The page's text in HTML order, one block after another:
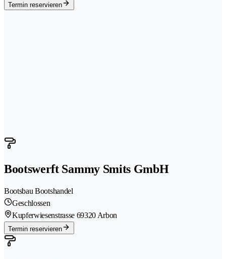
Termin reservieren
Bootswerft Sammy Smits GmbH
Bootsbau Bootshandel
Geschlossen
Kupferwiesenstrasse 69320 Arbon
Termin reservieren